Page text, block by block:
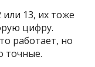
или 13, их тоже
цифру.
работает, но
точные.